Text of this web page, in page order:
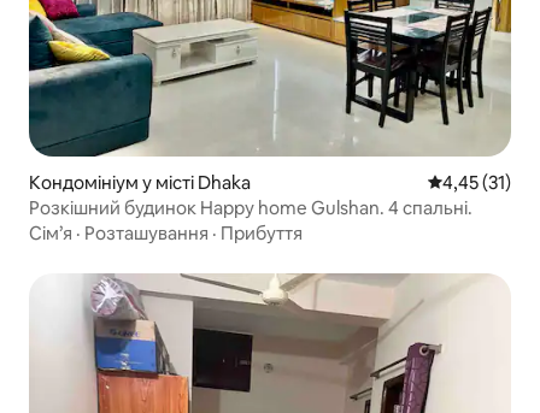
Кондомініум у місті Dhaka Середня
4,45 (31)
Розкішний будинок Happy home Gulshan. 4 спальні.
Сім’я · Розташування · Прибуття